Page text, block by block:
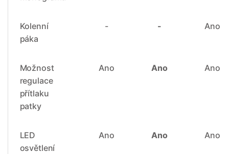
Kolenní
páka
- - Ano
Možnost
regulace
přítlaku
patky
Ano Ano Ano
LED
osvětlení
Ano Ano Ano